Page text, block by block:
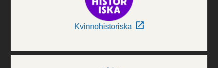
Kvinnohistoriska